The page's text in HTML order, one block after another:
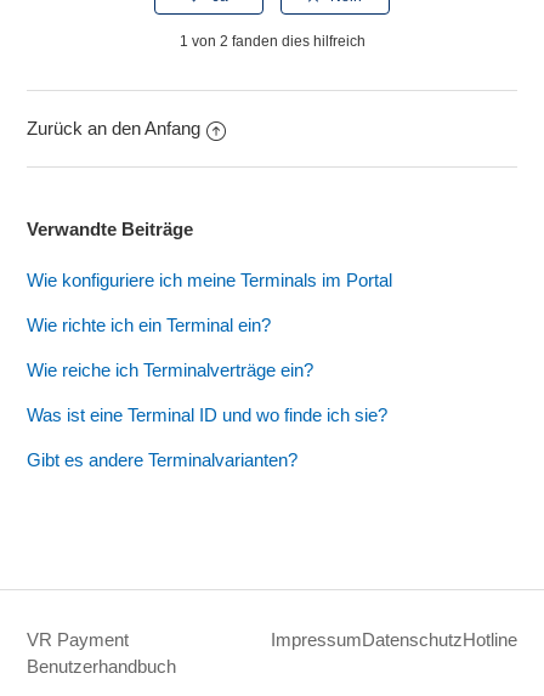
1 von 2 fanden dies hilfreich
Zurück an den Anfang
Verwandte Beiträge
Wie konfiguriere ich meine Terminals im Portal
Wie richte ich ein Terminal ein?
Wie reiche ich Terminalverträge ein?
Was ist eine Terminal ID und wo finde ich sie?
Gibt es andere Terminalvarianten?
VR Payment
Benutzerhandbuch
ImpressumDatenschutzHotline